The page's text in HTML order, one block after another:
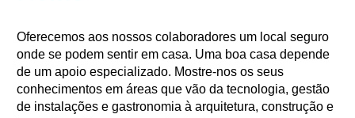
Oferecemos aos nossos colaboradores um local seguro
onde se podem sentir em casa. Uma boa casa depende
de um apoio especializado. Mostre-nos os seus
conhecimentos em áreas que vão da tecnologia, gestão
de instalações e gastronomia à arquitetura, construção e